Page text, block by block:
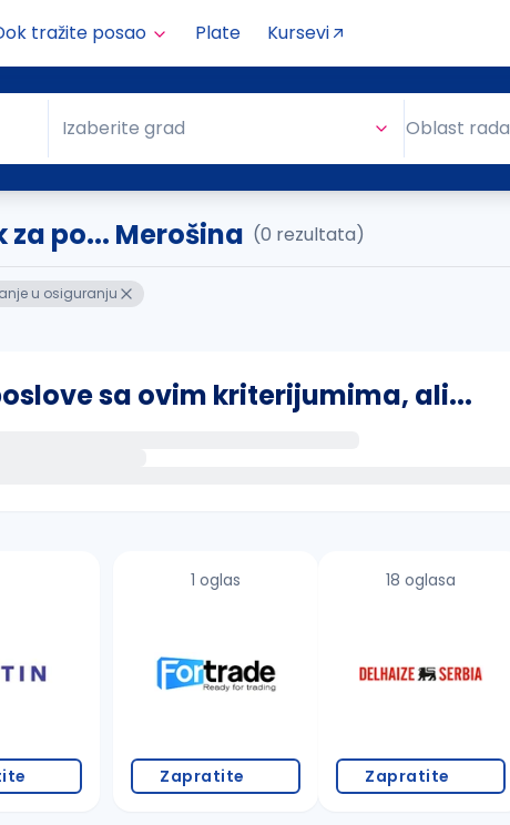
tražite posao Plate Kursevi
Grad
Izaberite grad Oblast rada
po... Merošina (0 rezultata)
u osiguranju
sa ovim kriterijumima, ali...
č, ć, š, đ, ž, dž)
grad
1 oglas
Zapratite
18 oglasa
Zapratite